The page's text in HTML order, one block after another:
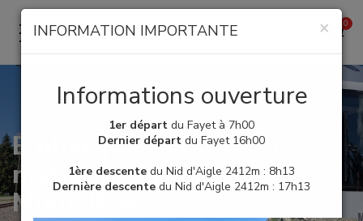
Embarquez à bord du
mythique Tramway du
Mont-Blanc
×
INFORMATION IMPORTANTE
Informations ouverture
1er départ du Fayet à 7h00
Dernier départ du Fayet 16h00
1ère descente du Nid d'Aigle 2412m : 8h13
Dernière descente du Nid d'Aigle 2412m : 17h13